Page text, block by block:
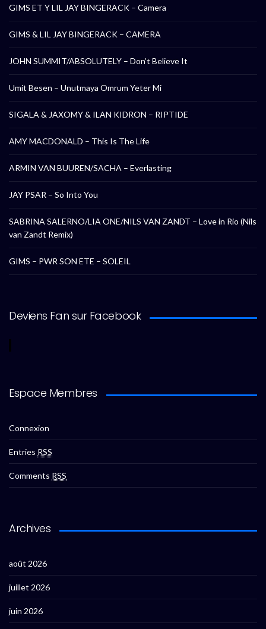
GIMS ET Y LIL JAY BINGERACK – Camera
GIMS & LIL JAY BINGERACK – CAMERA
JOHN SUMMIT/ABSOLUTELY – Don’t Believe It
Umit Besen – Unutmaya Omrum Yeter Mi
SIGALA & JAXOMY & ILAN KIDRON – RIPTIDE
AMY MACDONALD – This Is The Life
ARMIN VAN BUUREN/SACHA – Everlasting
JAY PSAR – So Into You
SABRINA SALERNO/LIA ONE/NILS VAN ZANDT – Love in Rio (Nils
van Zandt Remix)
GIMS – PWR SON ETE – SOLEIL
Deviens Fan sur Facebook
Espace Membres
Connexion
Entries RSS
Comments RSS
Archives
août 2026
juillet 2026
juin 2026